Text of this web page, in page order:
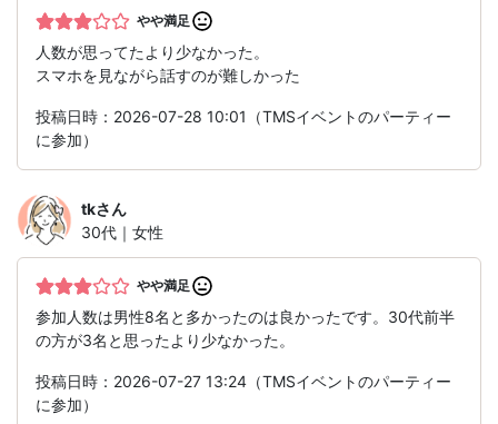
やや満足
人数が思ってたより少なかった。
スマホを見ながら話すのが難しかった
投稿日時：2026-07-28 10:01（TMSイベントのパーティー
に参加）
tkさん
30代｜女性
やや満足
参加人数は男性8名と多かったのは良かったです。30代前半
の方が3名と思ったより少なかった。
投稿日時：2026-07-27 13:24（TMSイベントのパーティー
に参加）